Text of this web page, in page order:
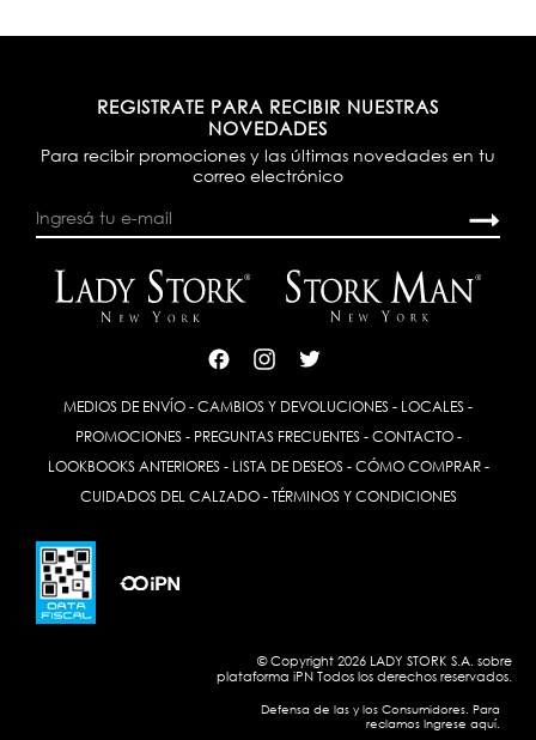
REGISTRATE PARA RECIBIR NUESTRAS
NOVEDADES
Para recibir promociones y las últimas novedades en tu
correo electrónico
MEDIOS DE ENVÍO - CAMBIOS Y DEVOLUCIONES - LOCALES -
PROMOCIONES- PREGUNTAS FRECUENTES- CONTACTO-
LOOKBOOKS ANTERIORES- LISTA DE DESEOS- CÓMO COMPRAR-
CUIDADOS DEL CALZADO- TÉRMINOS Y CONDICIONES
© Copyright 2026 LADY STORK S.A. sobre
plataforma iPN Todos los derechos reservados.
Defensa de las y los Consumidores. Para
reclamos Ingrese aquí.